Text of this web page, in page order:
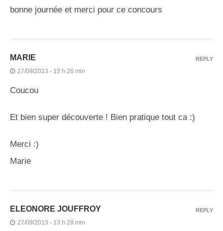
bonne journée et merci pour ce concours
MARIE
27/09/2013 - 13 h 26 min
Coucou
Et bien super découverte ! Bien pratique tout ca :)
Merci :)
Marie
REPLY
ELEONORE JOUFFROY
27/09/2013 - 13 h 28 min
REPLY